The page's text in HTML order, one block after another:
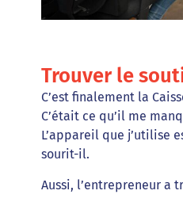
Trouver le
C’est finalement la
C’était ce qu’il me
L’appareil que j’utilise
sourit-il.
Aussi, l’entrepreneur a